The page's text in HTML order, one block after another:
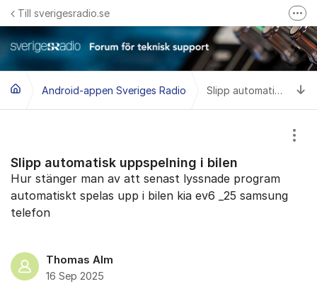
Hoppa till innehåll
Till sverigesradio.se
Frågor & svar om Sveriges Radio
Felanmäl problem med radiomottagning hos Teracom
Android-appen Sveriges Radio Slipp automatisk uppspelning i bilen
Slipp automatisk uppspelning i bilen
Hur stänger man av att senast lyssnade program
automatiskt spelas upp i bilen kia ev6 _25 samsung
telefon
Thomas Alm
16 Sep 2025